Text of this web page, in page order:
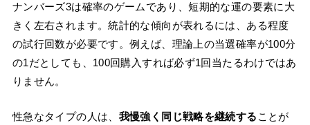
ナンバーズ3は確率のゲームであり、短期的な運の要素に大
きく左右されます。統計的な傾向が表れるには、ある程度
の試行回数が必要です。例えば、理論上の当選確率が100分
の1だとしても、100回購入すれば必ず1回当たるわけではあ
りません。
性急なタイプの人は、 我慢強く同じ戦略を継続する ことが